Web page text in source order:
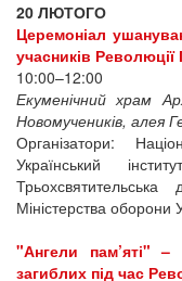
20 ЛЮТОГО
Церемоніал
учасників Революції
10:00–12:00
Екуменічний храм
Новомучеників, алея
Організатори:
Український
Міністерства оборони
"Ангели пам’яті"
загиблих під час